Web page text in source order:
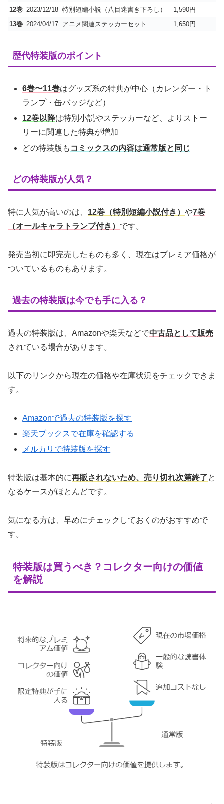
12巻 2023/12/18 特別短編小説（八目迷書き下ろし）
1,590円
13巻 2024/04/17 アニメ関連ステッカーセット 1,650円
歴代特装版のポイント
6巻〜11巻はグッズ系の特典が中心（カレンダー・ト
ランプ・缶バッジなど）
12巻以降は特別小説やステッカーなど、よりストー
リーに関連した特典が増加
どの特装版も コミックスの内容は通常版と同じ
どの特装版が人気？
特に人気が高いのは、 12巻（特別短編小説付き） や7巻
（オールキャラトランプ付き） です。
発売当初に即完売したものも多く、現在はプレミア価格が
ついているものもあります。
過去の特装版は今でも手に入る？
過去の特装版は、Amazonや楽天などで中古品として販売
されている場合があります。
以下のリンクから現在の価格や在庫状況をチェックできま
す。
Amazonで過去の特装版を探す
楽天ブックスで在庫を確認する
メルカリで特装版を探す
特装版は基本的に再販されないため、売り切れ次第終了と
なるケースがほとんどです。
気になる方は、早めにチェックしておくのがおすすめで
す。
特装版は買うべき？コレクター向けの価値
を解説